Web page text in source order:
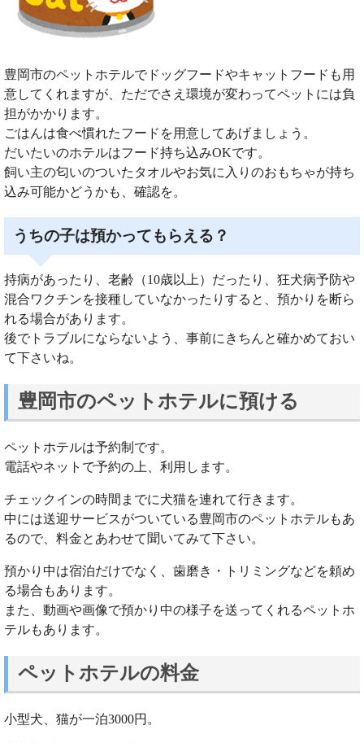
豊岡市のペットホテルでドッグフードやキャットフードも用
意してくれますが、ただでさえ環境が変わってペットには負
担がかかります。
ごはんは食べ慣れたフードを用意してあげましょう。
だいたいのホテルはフード持ち込みOKです。
飼い主の匂いのついたタオルやお気に入りのおもちゃが持ち
込み可能かどうかも、確認を。
うちの子は預かってもらえる？
持病があったり、老齢（10歳以上）だったり、狂犬病予防や
混合ワクチンを接種していなかったりすると、預かりを断ら
れる場合があります。
後でトラブルにならないよう、事前にきちんと確かめておい
て下さいね。
豊岡市のペットホテルに預ける
ペットホテルは予約制です。
電話やネットで予約の上、利用します。
チェックインの時間までに犬猫を連れて行きます。
中には送迎サービスがついている豊岡市のペットホテルもあ
るので、料金とあわせて聞いてみて下さい。
預かり中は宿泊だけでなく、歯磨き・トリミングなどを頼め
る場合もあります。
また、動画や画像で預かり中の様子を送ってくれるペットホ
テルもあります。
ペットホテルの料金
小型犬、猫が一泊3000円。